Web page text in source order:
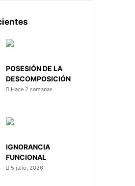
POSESIÓN DE LA
DESCOMPOSICIÓN
Hace 2 semanas
IGNORANCIA
FUNCIONAL
5 julio, 2026